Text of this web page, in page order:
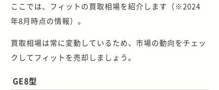
ここでは、フィットの買取相場を紹介します（※2024
年8月時点の情報）。
買取相場は常に変動しているため、市場の動向をチェッ
クしてフィットを売却しましょう。
GE8型